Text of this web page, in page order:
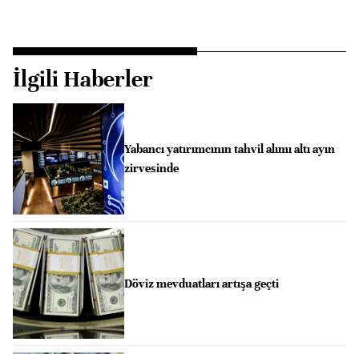
İlgili Haberler
Yabancı yatırımcının tahvil alımı altı ayın
zirvesinde
Döviz mevduatları artışa geçti